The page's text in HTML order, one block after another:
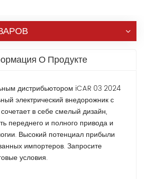
О Продукте
дистрибьютором iCAR 03 2024
электрический внедорожник с
в себе смелый дизайн,
переднего и полного привода и
Высокий потенциал прибыли
импортеров. Запросите
условия.